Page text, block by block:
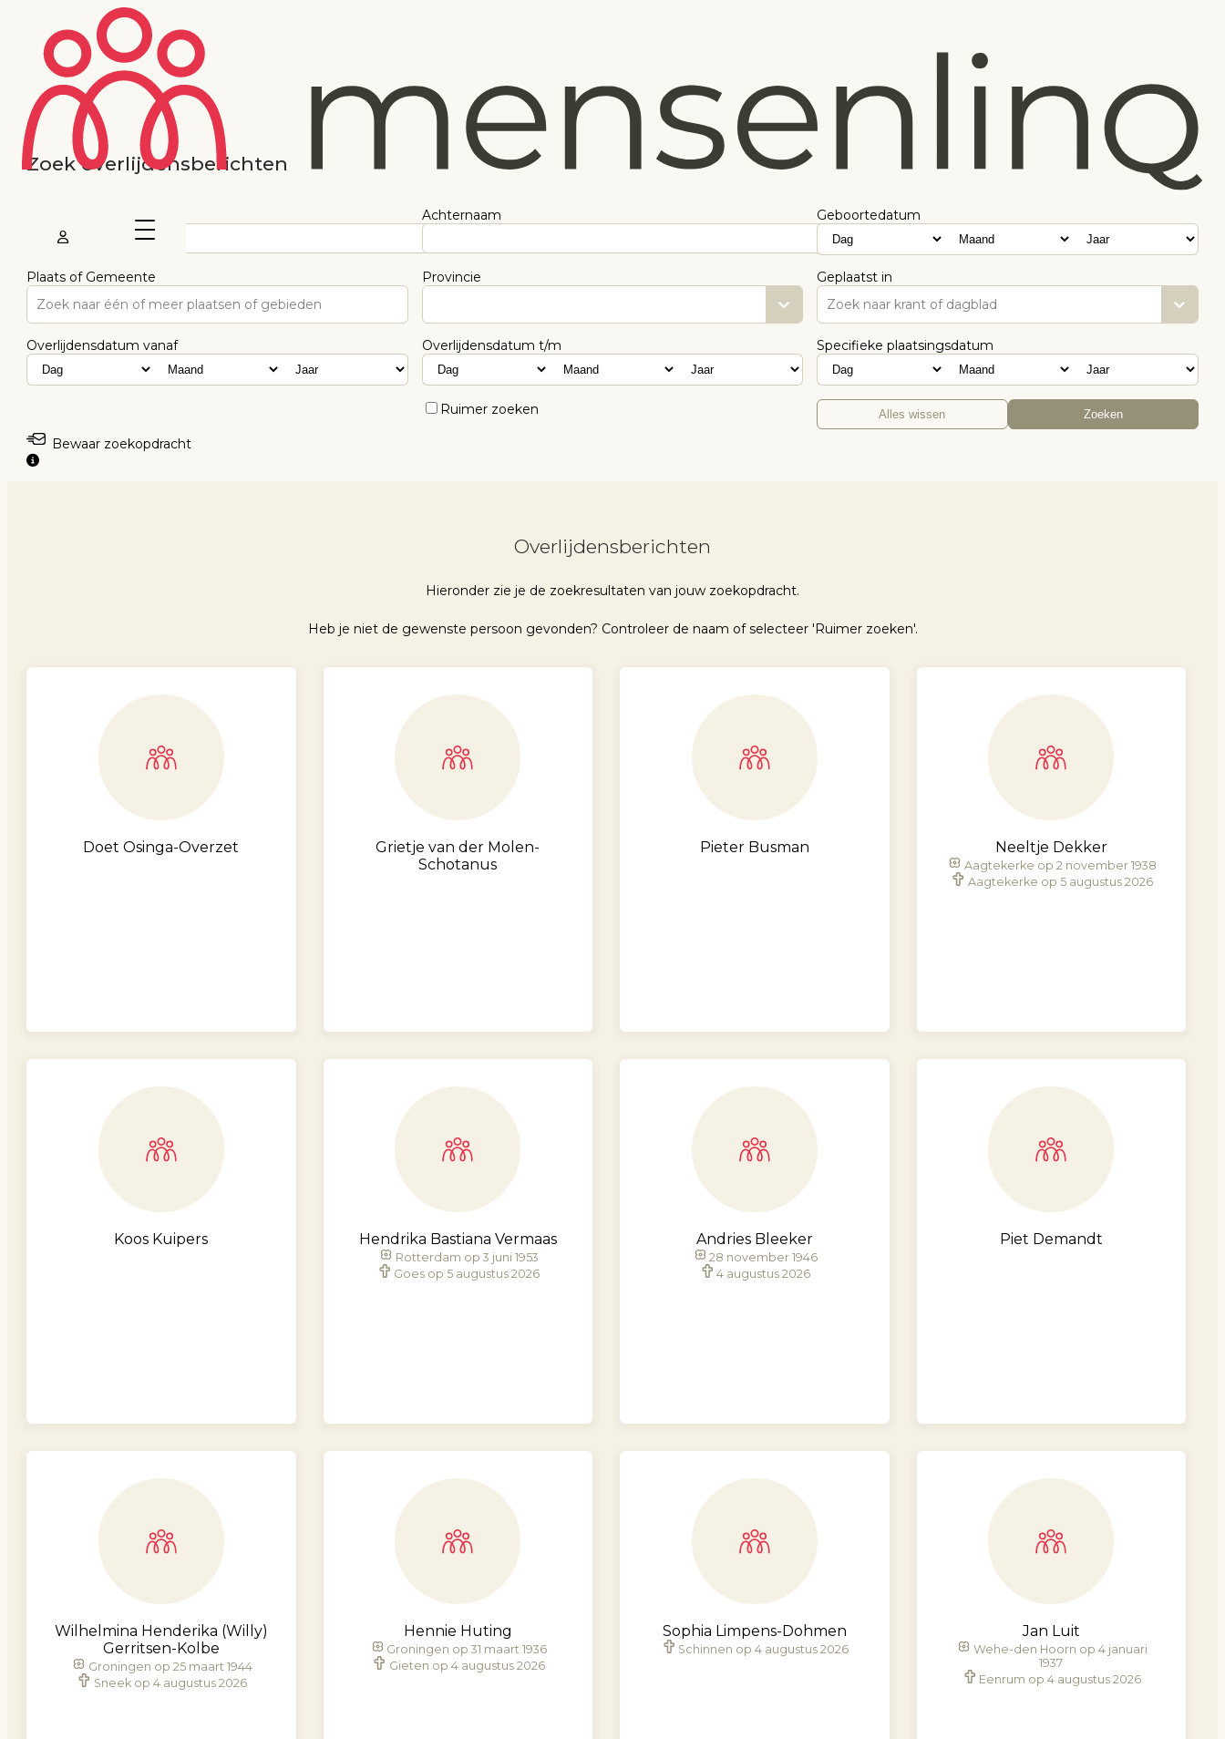
Zoek overlijdensberichten
Achternaam
Geplaatst in
Zoek naar krant of dagblad
Plaats of Gemeente
Zoek naar één of meer plaatsen of gebieden
Provincie
Geboortedatum
Specifieke plaatsingsdatum
Overlijdensdatum vanaf Overlijdensdatum t/m
Ruimer zoeken Alles wissen Zoeken
Bewaar zoekopdracht
Overlijdensberichten
Hieronder zie je de zoekresultaten van jouw zoekopdracht.
Heb je niet de gewenste persoon gevonden? Controleer de naam of selecteer 'Ruimer zoeken'.
Doet Osinga-Overzet
Grietje van der Molen-
Schotanus
Pieter Busman Neeltje Dekker
Aagtekerke op 2 november 1938
Aagtekerke op 5 augustus 2026
Koos Kuipers Hendrika Bastiana Vermaas
Rotterdam op 3 juni 1953
Goes op 5 augustus 2026
Andries Bleeker
28 november 1946
4 augustus 2026
Piet Demandt
Wilhelmina Henderika (Willy)
Gerritsen-Kolbe
Groningen op 25 maart 1944
Sneek op 4 augustus 2026
Hennie Huting
Groningen op 31 maart 1936
Gieten op 4 augustus 2026
Sophia Limpens-Dohmen
Schinnen op 4 augustus 2026
Jan Luit
Wehe-den Hoorn op 4 januari
1937
Eenrum op 4 augustus 2026